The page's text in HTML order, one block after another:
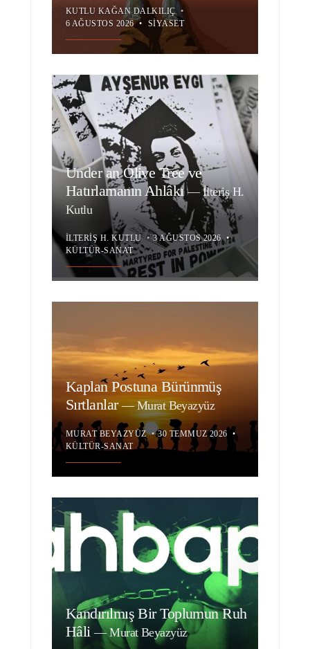
KUTLU KAĞAN DALKILIÇ •
6 AĞUSTOS 2026 • SIYASET
Under an Olive Tree ve
Hatırlamanın Ahlâkı— İlteriş H.
Kutlu
İLTERIŞ H. KUTLU • 3 AĞUSTOS 2026 •
KÜLTÜR-SANAT
Kaplan Postuna Bürünmüş
Sırtlanlar—Murat Beyazyüz
MURAT BEYAZYÜZ • 30 TEMMUZ 2026 •
KÜLTÜR-SANAT
Kandırılmış Bir Toplumun Ruh
Hâli—Murat Beyazyüz